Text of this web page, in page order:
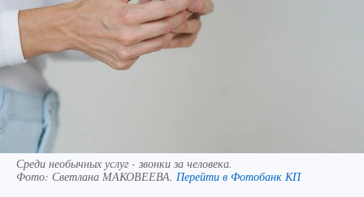
Среди необычных услуг - звонки за человека.
Фото: Светлана МАКОВЕЕВА. Перейти в Фотобанк КП